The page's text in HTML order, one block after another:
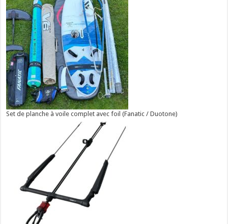
Set de planche à voile complet avec foil (Fanatic / Duotone)